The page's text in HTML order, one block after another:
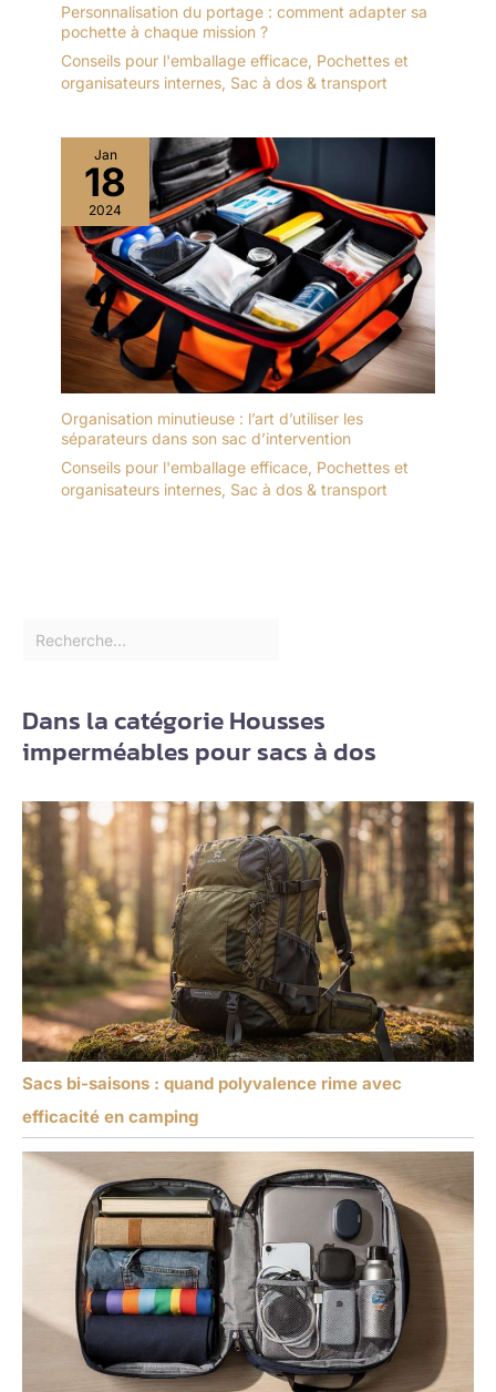
Personnalisation du portage : comment adapter sa
pochette à chaque mission ?
Conseils pour l'emballage efficace, Pochettes et
organisateurs internes, Sac à dos & transport
Jan
18
2024
Organisation minutieuse : l’art d’utiliser les
séparateurs dans son sac d’intervention
Conseils pour l'emballage efficace, Pochettes et
organisateurs internes, Sac à dos & transport
Dans la catégorie Housses
imperméables pour sacs à dos
Sacs bi-saisons : quand polyvalence rime avec
efficacité en camping